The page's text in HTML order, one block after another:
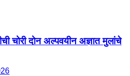
चोरी दोन अल्पवयीन अज्ञात मुलांचे